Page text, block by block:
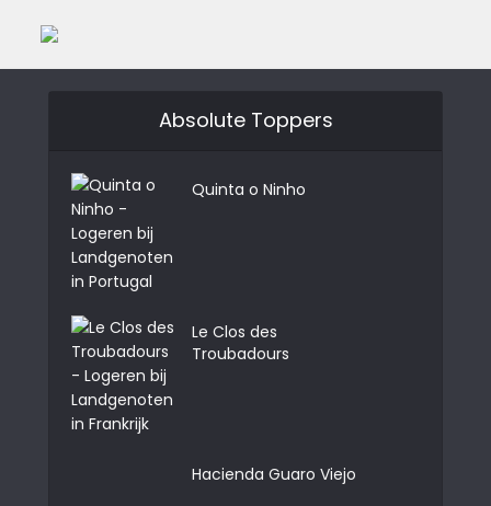
Absolute Toppers
Quinta o Ninho
Le Clos des
Troubadours
Hacienda Guaro Viejo